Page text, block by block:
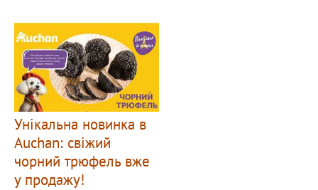
Унікальна новинка в
Auchan: свіжий
чорний трюфель вже
у продажу!